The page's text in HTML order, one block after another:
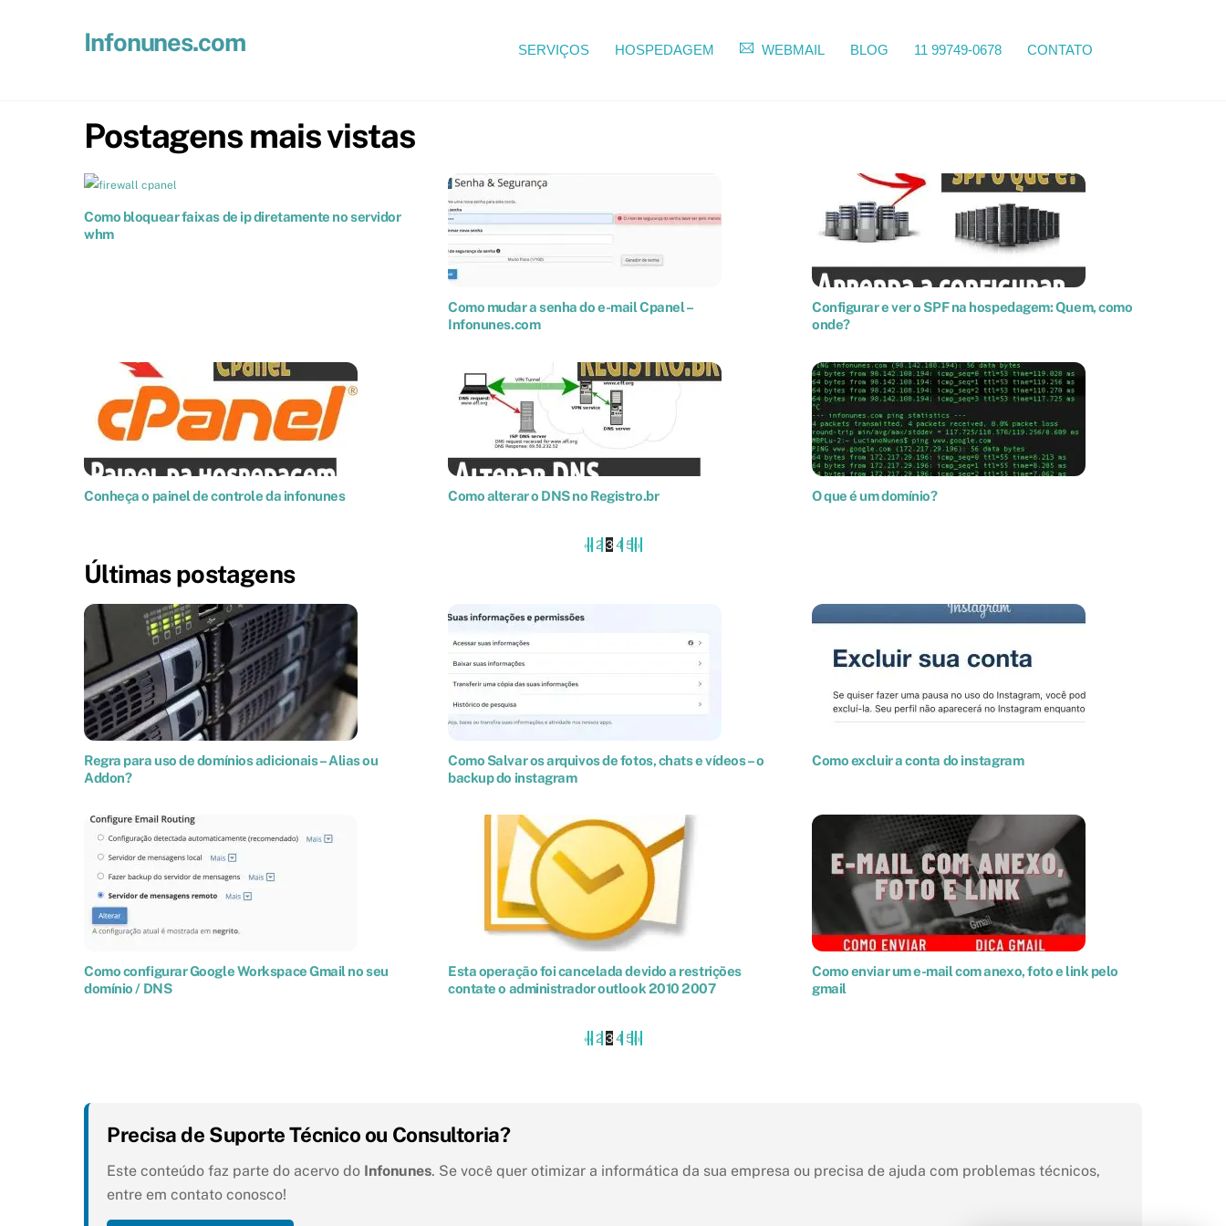
Infonunes.com SERVIÇOS HOSPEDAGEM WEBMAIL BLOG 11 99749-0678 CONTATO
Postagens mais vistas
Como bloquear faixas de ip diretamente no servidor
whm
Como mudar a senha do e-mail Cpanel –
Infonunes.com
Configurar e ver o SPF na hospedagem: Quem, como
onde?
Conheça o painel de controle da infonunes Como alterar o DNS no Registro.br O que é um domínio?
«‹ 2 34 5›»
Últimas postagens
Regra para uso de domínios adicionais – Alias ou
Addon?
Como Salvar os arquivos de fotos, chats e vídeos – o
backup do instagram
Como excluir a conta do instagram
Como configurar Google Workspace Gmail no seu
domínio / DNS
Esta operação foi cancelada devido a restrições
contate o administrador outlook 2010 2007
Como enviar um e-mail com anexo, foto e link pelo
gmail
«‹ 2 34 5›»
Precisa de Suporte Técnico ou Consultoria?
Este conteúdo faz parte do acervo do Infonunes. Se você quer otimizar a informática da sua empresa ou precisa de ajuda com problemas técnicos,
entre em contato conosco!